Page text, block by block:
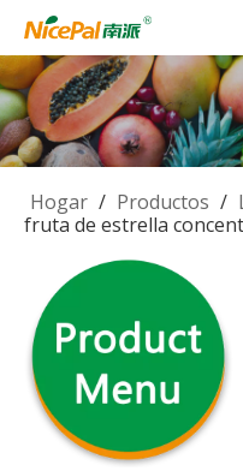
Hogar / Productos /
fruta de estrella